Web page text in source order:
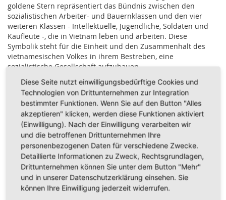
goldene Stern repräsentiert das Bündnis zwischen den
sozialistischen Arbeiter- und Bauernklassen und den vier
weiteren Klassen - Intellektuelle, Jugendliche, Soldaten und
Kaufleute -, die in Vietnam leben und arbeiten. Diese
Symbolik steht für die Einheit und den Zusammenhalt des
vietnamesischen Volkes in ihrem Bestreben, eine
sozialistische Gesellschaft aufzubauen.
Geschichtlicher Hintergrund
Die aktuelle Flagge Vietnams wurde erstmals am 30.
November 1955 offiziell angenommen. Sie geht allerdings auf
das Jahr 1940 zurück, als sie von den vietnamesischen
Kommunisten während des Widerstands gegen die
französische Kolonialherrschaft genutzt wurde. Am 2.
September 1945 hisste Hồ Chí Minh sie bei der Bekanntgabe
der Unabhängigkeitserklärung des Landes auf dem Ba Đình
Platz in Hanoi. Seitdem blieb das Sternsymbol in der Mitte
fast unverändert und entwickelte sich zu einem mächtigen
Diese Seite nutzt einwilligungsbedürftige Cookies und
Technologien von Drittunternehmen zur Integration
bestimmter Funktionen. Wenn Sie auf den Button "Alles
akzeptieren" klicken, werden diese Funktionen aktiviert
(Einwilligung). Nach der Einwilligung verarbeiten wir
und die betroffenen Drittunternehmen Ihre
personenbezogenen Daten für verschiedene Zwecke.
Detaillierte Informationen zu Zweck, Rechtsgrundlagen,
Drittunternehmen können Sie unter dem Button "Mehr"
und in unserer Datenschutzerklärung einsehen. Sie
können Ihre Einwilligung jederzeit widerrufen.